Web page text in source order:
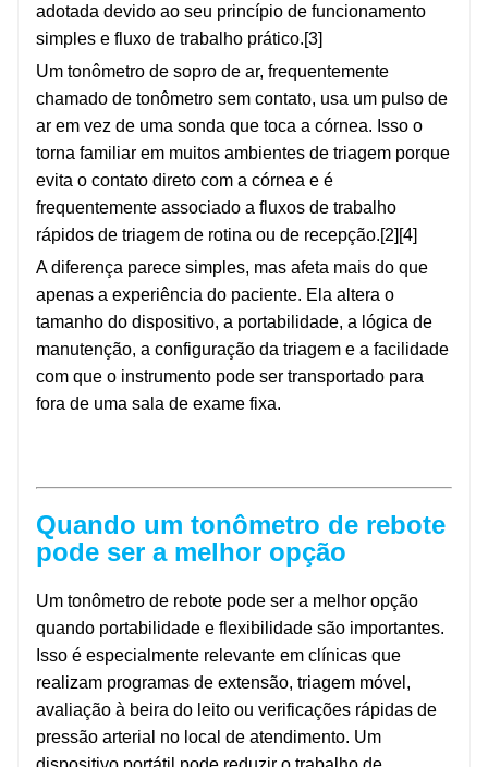
adotada devido ao seu princípio de funcionamento
simples e fluxo de trabalho prático.[3]
Um tonômetro de sopro de ar, frequentemente
chamado de tonômetro sem contato, usa um pulso de
ar em vez de uma sonda que toca a córnea. Isso o
torna familiar em muitos ambientes de triagem porque
evita o contato direto com a córnea e é
frequentemente associado a fluxos de trabalho
rápidos de triagem de rotina ou de recepção.[2][4]
A diferença parece simples, mas afeta mais do que
apenas a experiência do paciente. Ela altera o
tamanho do dispositivo, a portabilidade, a lógica de
manutenção, a configuração da triagem e a facilidade
com que o instrumento pode ser transportado para
fora de uma sala de exame fixa.
Quando um tonômetro de rebote
pode ser a melhor opção
Um tonômetro de rebote pode ser a melhor opção
quando portabilidade e flexibilidade são importantes.
Isso é especialmente relevante em clínicas que
realizam programas de extensão, triagem móvel,
avaliação à beira do leito ou verificações rápidas de
pressão arterial no local de atendimento. Um